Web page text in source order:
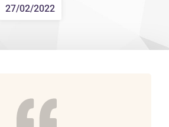
27/02/2022